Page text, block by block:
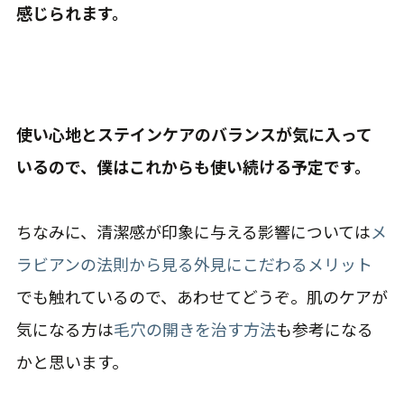
感じられます。
使い心地とステインケアのバランスが気に入って
いるので、僕はこれからも使い続ける予定です。
ちなみに、清潔感が印象に与える影響についてはメ
ラビアンの法則から見る外見にこだわるメリット
でも触れているので、あわせてどうぞ。肌のケアが
気になる方は毛穴の開きを治す方法も参考になる
かと思います。